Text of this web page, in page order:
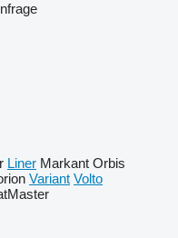
Liner Markant Orbis
Variant Volto